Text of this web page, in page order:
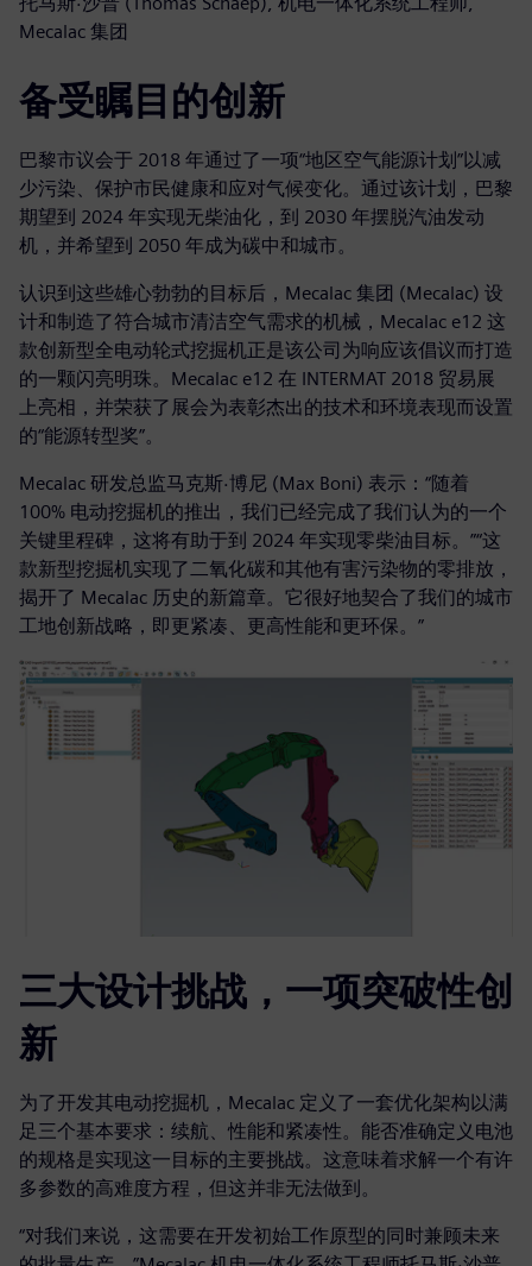
Mecalac 集团
备受瞩目的创新
巴黎市议会于 2018 年通过了一项“地区空气能源计划”以减
少污染、保护市民健康和应对气候变化。通过该计划，巴黎
期望到 2024 年实现无柴油化，到 2030 年摆脱汽油发动
机，并希望到 2050 年成为碳中和城市。
认识到这些雄心勃勃的目标后，Mecalac 集团 (Mecalac) 设
计和制造了符合城市清洁空气需求的机械，Mecalac e12 这
款创新型全电动轮式挖掘机正是该公司为响应该倡议而打造
的一颗闪亮明珠。Mecalac e12 在 INTERMAT 2018 贸易展
上亮相，并荣获了展会为表彰杰出的技术和环境表现而设置
的“能源转型奖”。
Mecalac 研发总监马克斯·博尼 (Max Boni) 表示：“随着
100% 电动挖掘机的推出，我们已经完成了我们认为的一个
关键里程碑，这将有助于到 2024 年实现零柴油目标。”“这
款新型挖掘机实现了二氧化碳和其他有害污染物的零排放，
揭开了 Mecalac 历史的新篇章。它很好地契合了我们的城市
工地创新战略，即更紧凑、更高性能和更环保。”
三大设计挑战，一项突破性创
新
为了开发其电动挖掘机，Mecalac 定义了一套优化架构以满
足三个基本要求：续航、性能和紧凑性。能否准确定义电池
的规格是实现这一目标的主要挑战。这意味着求解一个有许
多参数的高难度方程，但这并非无法做到。
“对我们来说，这需要在开发初始工作原型的同时兼顾未来